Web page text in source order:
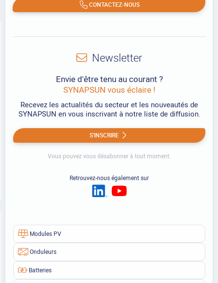
CONTACTEZ-NOUS
Modules PV
Onduleurs
Batteries
Newsletter
Envie d'être tenu au courant ?
SYNAPSUN vous éclaire !
Recevez les actualités du secteur et les nouveautés de
SYNAPSUN en vous inscrivant à notre liste de diffusion.
S'INSCRIRE
Vous pouvez vous désabonner à tout moment.
Retrouvez-nous également sur